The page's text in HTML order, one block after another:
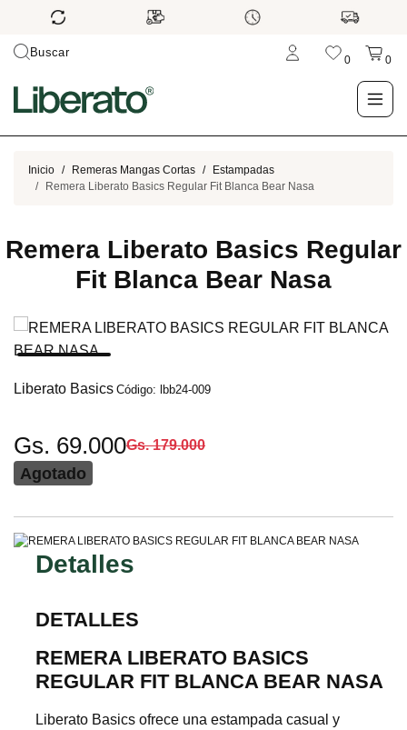
Buscar
0 0
LO NUEVO
BLOG
Inicio Remeras Mangas Cortas
Estampadas
Remera Liberato Basics Regular Fit Blanca Bear Nasa
Remera Liberato Basics Regular
Fit Blanca Bear Nasa
Liberato Basics Código: lbb24-009
Gs. 69.000Gs. 179.000
Agotado
Detalles
DETALLES
REMERA LIBERATO BASICS
REGULAR FIT BLANCA BEAR NASA
Liberato Basics ofrece una estampada casual y